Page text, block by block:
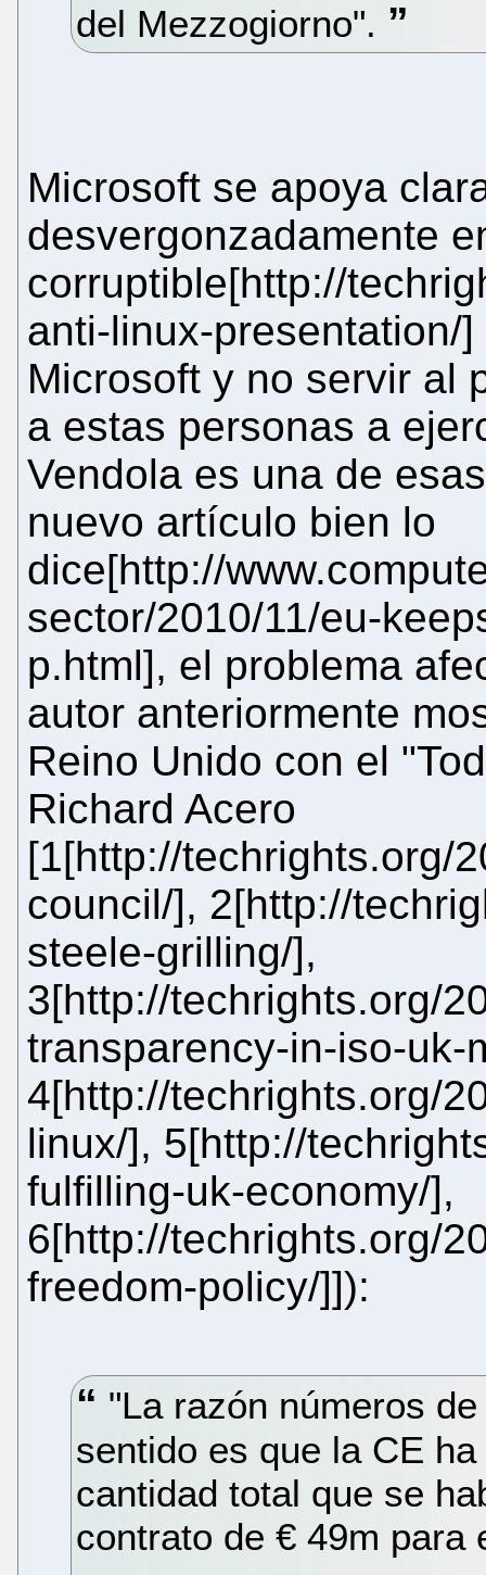
del Mezzogiorno".
Microsoft se apoya
desvergonzadamente
corruptible[http://
anti-linux-presentation/
Microsoft y no servir al
a estas personas a
Vendola es una de
nuevo artículo bien lo
dice[http://
sector/2010/11/eu-
p.html], el problema
autor anteriormente
Reino Unido con el
Richard Acero
[1[http://techrights.org/
council/], 2[http://
steele-grilling/],
3[http://techrights.org/
transparency-in-iso-uk-
4[http://techrights.org/
linux/], 5[http://
fulfilling-uk-economy/],
6[http://techrights.org/
freedom-policy/]]):
"La razón números
sentido es que la CE
cantidad total que se
contrato de € 49m para